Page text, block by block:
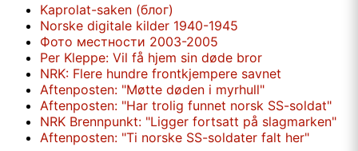
Kaprolat-saken (блог)
Norske digitale kilder 1940-1945
Фото местности 2003-2005
Per Kleppe: Vil få hjem sin døde bror
NRK: Flere hundre frontkjempere savnet
Aftenposten: "Møtte døden i myrhull"
Aftenposten: "Har trolig funnet norsk SS-soldat"
NRK Brennpunkt: "Ligger fortsatt på slagmarken"
Aftenposten: "Ti norske SS-soldater falt her"